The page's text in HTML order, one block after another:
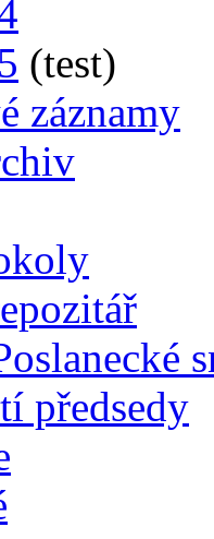
(test)
záznamy
předsedy